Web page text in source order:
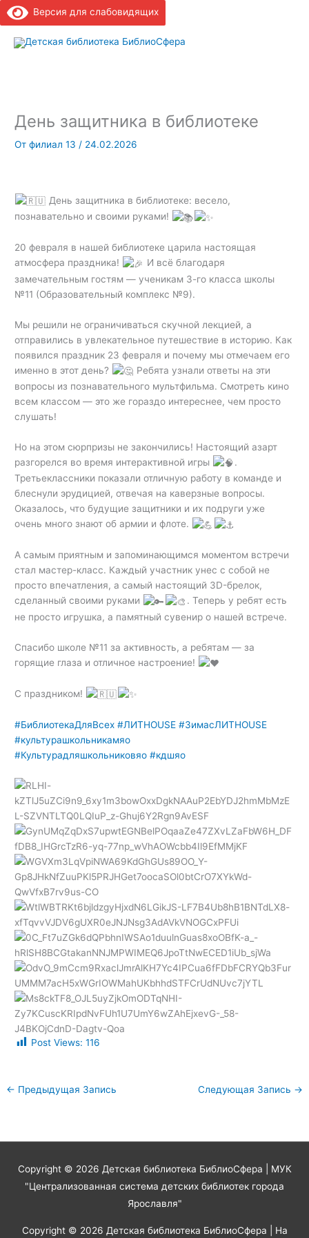
Версия для слабовидящих
День защитника в библиотеке
Отфилиал 13/ 24.02.2026
День защитника в библиотеке: весело,
познавательно и своими руками!
20 февраля в нашей библиотеке царила настоящая
атмосфера праздника!
И всё благодаря
замечательным гостям — ученикам 3-го класса школы
№11 (Образовательный комплекс №9).
Мы решили не ограничиваться скучной лекцией, а
отправились в увлекательное путешествие в историю. Как
появился праздник 23 февраля и почему мы отмечаем его
именно в этот день?
Ребята узнали ответы на эти
вопросы из познавательного мультфильма. Смотреть кино
всем классом — это же гораздо интереснее, чем просто
слушать!
Но на этом сюрпризы не закончились! Настоящий азарт
разгорелся во время интерактивной игры
.
Третьеклассники показали отличную работу в команде и
блеснули эрудицией, отвечая на каверзные вопросы.
Оказалось, что будущие защитники и их подруги уже
очень много знают об армии и флоте.
А самым приятным и запоминающимся моментом встречи
стал мастер-класс. Каждый участник унес с собой не
просто впечатления, а самый настоящий 3D-брелок,
сделанный своими руками
. Теперь у ребят есть
не просто игрушка, а памятный сувенир о нашей встрече.
Спасибо школе №11 за активность, а ребятам — за
горящие глаза и отличное настроение!
С праздником!
#БиблиотекаДляВсех #ЛИТHOUSE #ЗимасЛИТHOUSE
#культурашкольникамяо
#Культурадляшкольниковяо #кдшяо
Post Views: 116
← Предыдущая Запись Следующая Запись →
Copyright © 2026 Детская библиотека БиблиоСфера | МУК
"Централизованная система детских библиотек города
Ярославля"
Copyright © 2026 Детская библиотека БиблиоСфера | На